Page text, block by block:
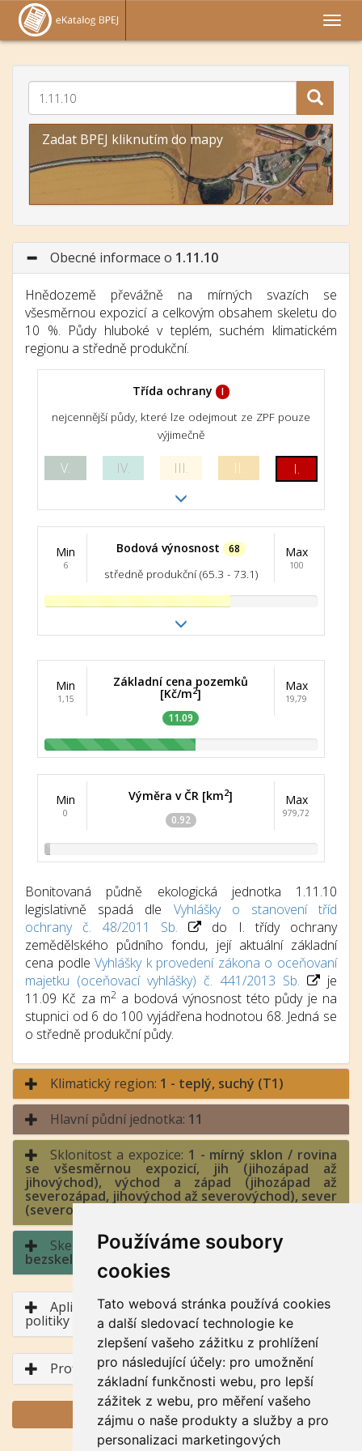
Používáme soubory
cookies
Tato webová stránka používá cookies
a další sledovací technologie ke
zlepšení vašeho zážitku z prohlížení
pro následující účely: pro umožnění
základní funkčnosti webu, pro lepší
zážitek z webu, pro měření vašeho
zájmu o naše produkty a služby a pro
personalizaci marketingových
Zadat BPEJ kliknutím do mapy
Obecné informace o 1.11.10
Hnědozemě převážně na mírných svazích se
všesměrnou expozicí a celkovým obsahem skeletu do
10 %. Půdy hluboké v teplém, suchém klimatickém
regionu a středně produkční.
Třída ochrany I
nejcennější půdy, které lze odejmout ze ZPF pouze
výjimečně
V. IV. III. II. I.
Min
6
Bodová výnosnost 68
středně produkční (65.3 - 73.1)
Max
100
Min
1,15
Základní cena pozemků
[Kč/m2]
11.09
Max
19,79
Min
0
Výměra v ČR [km2]
0.92
Max
979,72
Bonitovaná půdně ekologická jednotka 1.11.10
legislativně spadá dle Vyhlášky o stanovení tříd
ochrany č. 48/2011 Sb.
do I. třídy ochrany
zemědělského půdního fondu, její aktuální základní
cena podleVyhlášky k provedení zákona o oceňovaní
majetku (oceňovací vyhlášky) č. 441/2013 Sb.
je
11.09 Kč za m2a bodová výnosnost této půdy je na
stupnici od 6 do 100 vyjádřena hodnotou 68. Jedná se
o středně produkční půdy.
Klimatický region: 1 - teplý, suchý (T1)
Hlavní půdní jednotka: 11
Sklonitost a expozice: 1 - mírný sklon / rovina
se všesměrnou expozicí, jih (jihozápad až
jihovýchod), východ a západ (jihozápad až
severozápad, jihovýchod až severovýchod), sever
(severozápad až severovýchod)
Skeletovitost a hloubka půdy:
bezskeletovitá, s příměsí / půda hluboká
Aplikace BPEJ v rámci Společné zemědělské
politiky
Profil půdního typu
GENERUJ PDF